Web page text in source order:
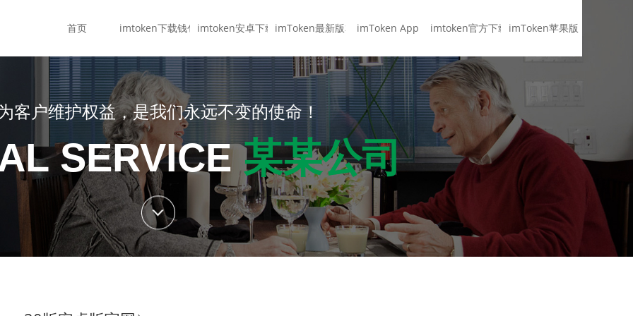
首页 imtoken下载钱包 imtoken安卓下载 imToken最新版本 imToken App imtoken官方下载 imToken苹果版
客户维护权益，是我们永远不变的使命！
SERVICE某某公司